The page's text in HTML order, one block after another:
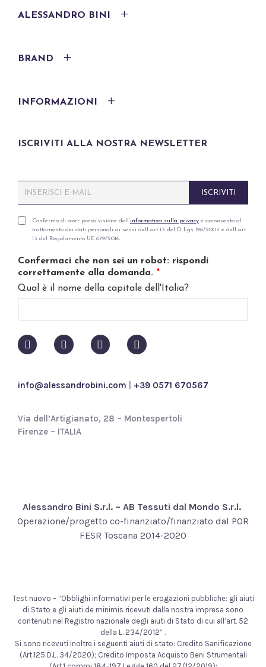
ALESSANDRO BINI
BRAND
INFORMAZIONI
ISCRIVITI ALLA NOSTRA NEWSLETTER
m
iP
v
a
c
y
i
c
Confermo di aver preso visione dell’informativa sulla privacy e acconsento al
trattamento dei dati personali ai sensi dell art 13 del D Lgs 196/2003 e dell art
13 del Regolamento UE 679/2016.
Confermaci che non sei un robot: rispondi
correttamente alla domanda. *
Qual è il nome della capitale dell'Italia?
ISCRIVITI
info@alessandrobini.com +39 0571 670567
Via dell’Artigianato, 28 – Montespertoli
Firenze – ITALIA
Alessandro Bini S.r.l. – AB Tessuti dal Mondo S.r.l.
Operazione/progetto co-finanziato/finanziato dal POR
FESR Toscana 2014-2020
Test nuovo – “Obblighi informativi per le erogazioni pubbliche: gli aiuti
di Stato e gli aiuti de minimis ricevuti dalla nostra impresa sono
contenuti nel Registro nazionale degli aiuti di Stato di cui all’art. 52
della L. 234/2012” .
Si sono ricevuti inoltre i seguenti aiuti di stato: Credito Sanificazione
(Art.125 D.L. 34/2020); Credito Imposta Acquisto Beni Strumentali